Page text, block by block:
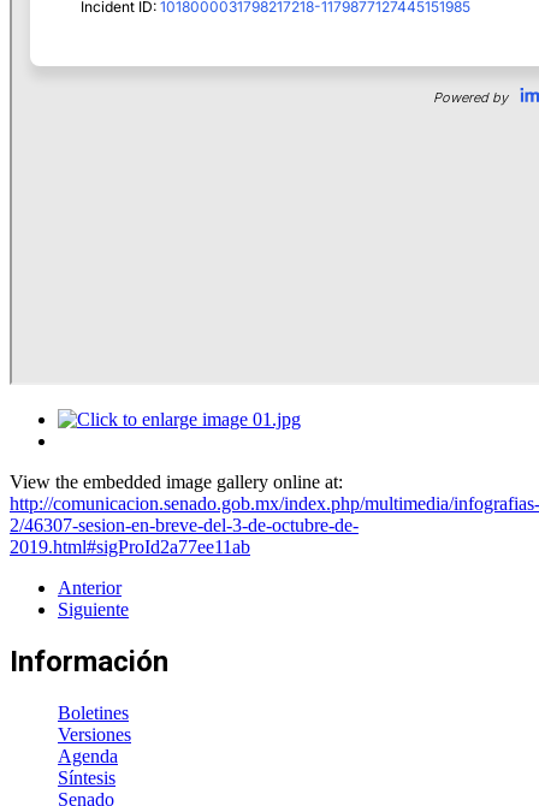
View the embedded image gallery online at:
http://comunicacion.senado.gob.mx/index.php/multimedia/infografias-
2/46307-sesion-en-breve-del-3-de-octubre-de-
2019.html#sigProId2a77ee11ab
Anterior
Siguiente
Información
Boletines
Versiones
Agenda
Síntesis
Senado